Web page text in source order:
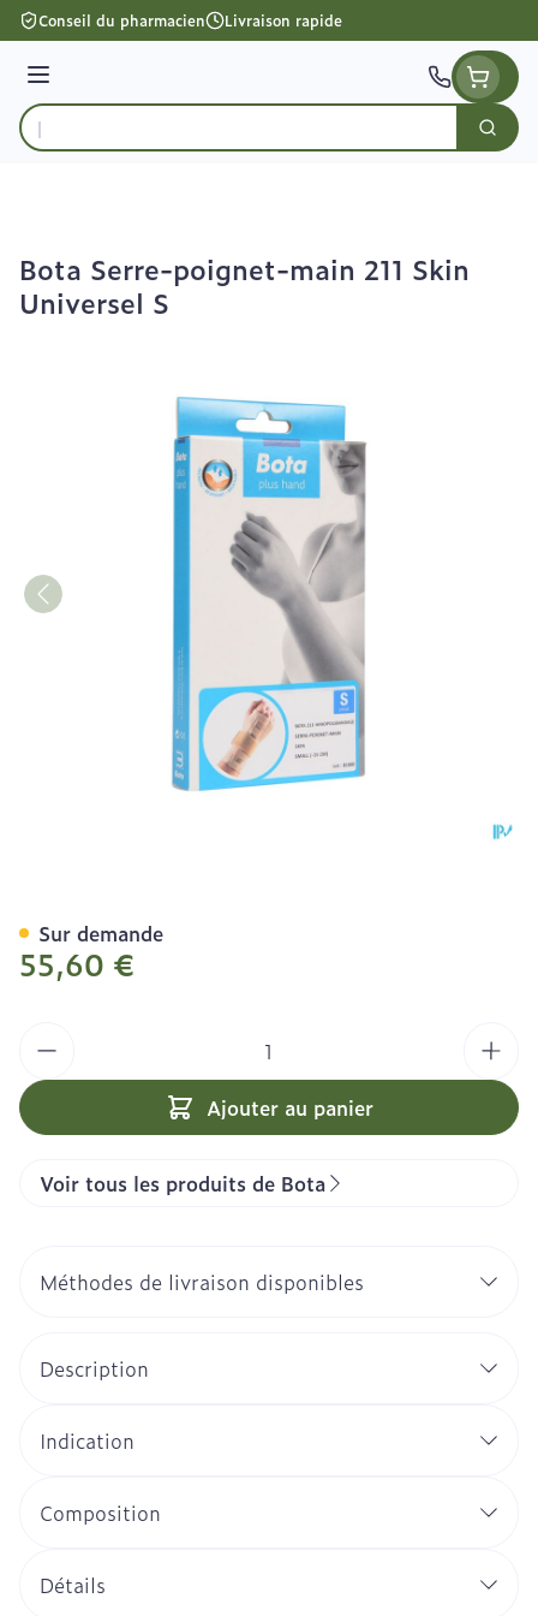
Aller au contenu
Conseil du pharmacien Livraison rapide
Menu
Rechercher
Bota Serre-poignet-main 211 Skin
Universel S
55,60 €
Ajouter au panier
Sur demande
Voir tous les produits de Bota
Méthodes de livraison disponibles
Description
Indication
Composition
Détails